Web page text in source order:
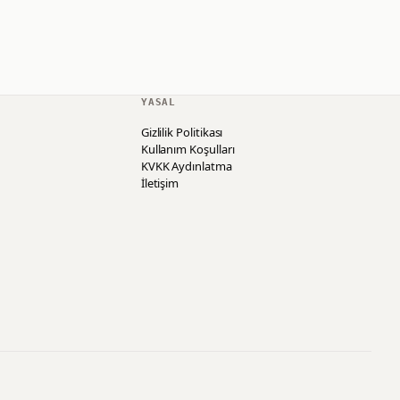
YASAL
Gizlilik Politikası
Kullanım Koşulları
KVKK Aydınlatma
İletişim